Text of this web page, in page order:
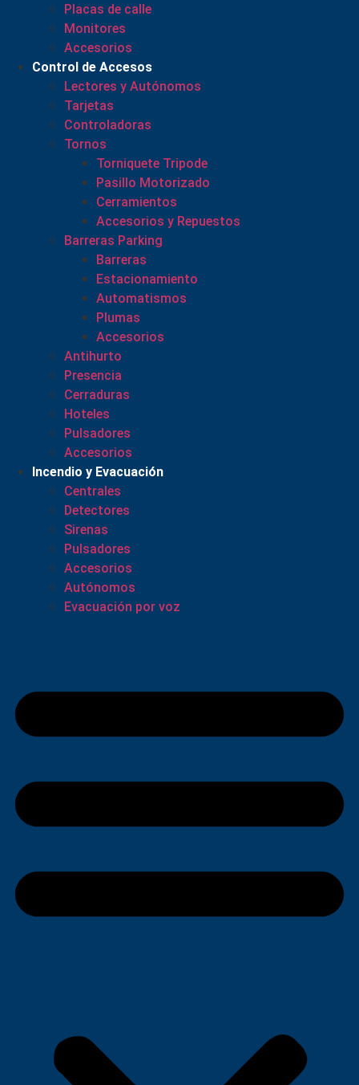
Placas de calle
Monitores
Accesorios
Control de Accesos
Lectores y Autónomos
Tarjetas
Controladoras
Tornos
Torniquete Tripode
Pasillo Motorizado
Cerramientos
Accesorios y Repuestos
Barreras Parking
Barreras
Estacionamiento
Automatismos
Plumas
Accesorios
Antihurto
Presencia
Cerraduras
Hoteles
Pulsadores
Accesorios
Incendio y Evacuación
Centrales
Detectores
Sirenas
Pulsadores
Accesorios
Autónomos
Evacuación por voz